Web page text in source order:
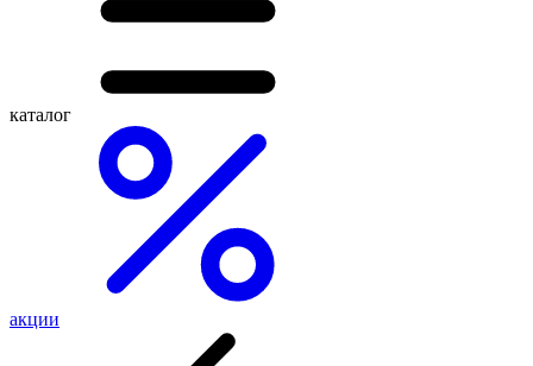
каталог
акции